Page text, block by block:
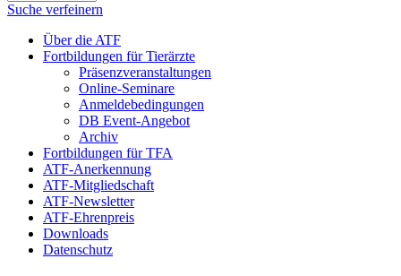
Suche verfeinern
Über die ATF
Fortbildungen für Tierärzte
Präsenzveranstaltungen
Online-Seminare
Anmeldebedingungen
DB Event-Angebot
Archiv
Fortbildungen für TFA
ATF-Anerkennung
ATF-Mitgliedschaft
ATF-Newsletter
ATF-Ehrenpreis
Downloads
Datenschutz